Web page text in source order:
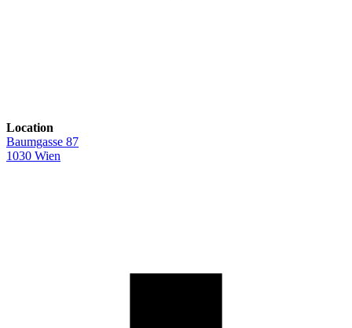
Location
Baumgasse 87
1030 Wien